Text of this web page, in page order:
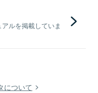
ルを掲載していま
について